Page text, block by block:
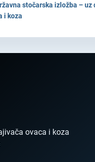
stočarska izložba –
i koza
ovaca i koza